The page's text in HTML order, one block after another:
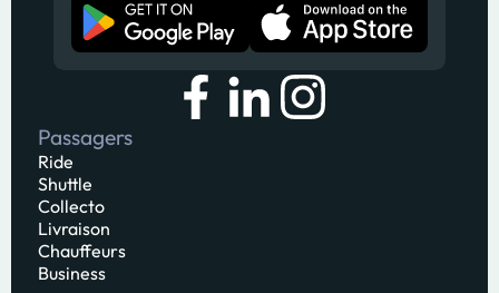
Passagers
Ride
Shuttle
Collecto
Livraison
Chauffeurs
Business